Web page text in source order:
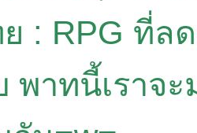
: RPG ที่ล
พาทนี้เราจ